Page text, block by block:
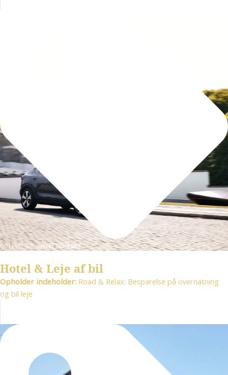
OPLEVELSER, WEEKEND, FERIE
Hotel & Leje af bil
Opholder indeholder: Road & Relax: Besparelse på overnatning
og bil leje